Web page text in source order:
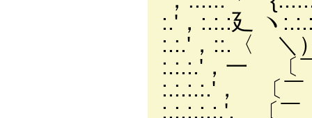
:.'，:.:.:廴
:.:.'，::.〈
:.:.:.'，
:.:.:.:.'